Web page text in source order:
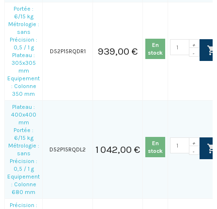
Portée :
6/15 kg
Métrologie :
sans
Précision :
0,5 / 1 g
Plateau :
305x305
mm
Equipement
: Colonne
350 mm
D52P15RQDR1 939,00 €
En
stock
+
-
Plateau :
400x400
mm
Portée :
6/15 kg
Métrologie :
sans
Précision :
0,5 / 1 g
Equipement
: Colonne
680 mm
D52P15RQDL2 1 042,00 €
En
stock
+
-
Précision :